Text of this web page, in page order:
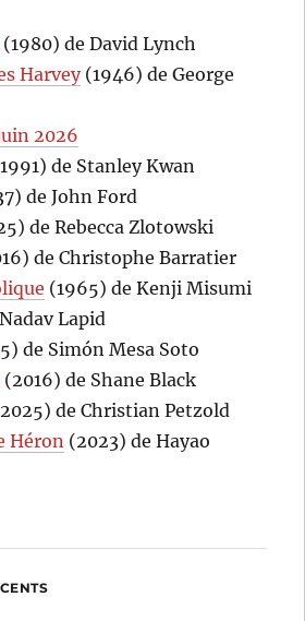
(1980) de David Lynch
Harvey(1946) de George
2026
de Stanley Kwan
de John Ford
de Rebecca Zlotowski
de Christophe Barratier
(1965) de Kenji Misumi
Lapid
de Simón Mesa Soto
(2016) de Shane Black
de Christian Petzold
Héron (2023) de Hayao